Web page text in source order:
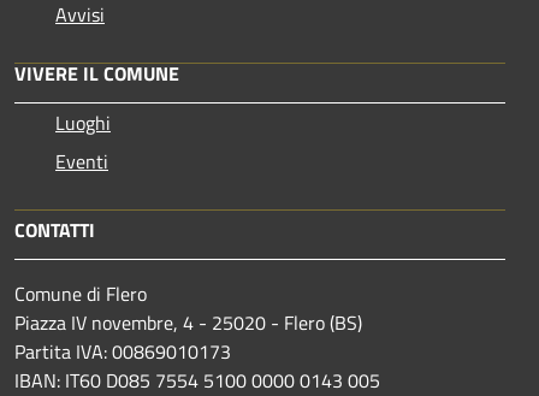
Avvisi
VIVERE IL COMUNE
Luoghi
Eventi
CONTATTI
Comune di Flero
Piazza IV novembre, 4 - 25020 - Flero (BS)
Partita IVA: 00869010173
IBAN: IT60 D085 7554 5100 0000 0143 005